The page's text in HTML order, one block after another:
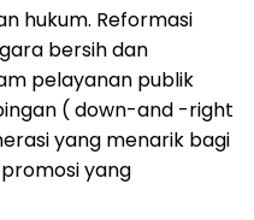
hukum. Reformasi
bersih dan
pelayanan publik
( down-and -right
yang menarik bagi
yang